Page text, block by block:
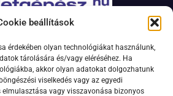
beállítások
érdekében olyan technológiákat használunk,
tárolására és/vagy eléréséhez. Ha
akkor olyan adatokat dolgozhatunk
viselkedés vagy az egyedi
vagy visszavonása bizonyos